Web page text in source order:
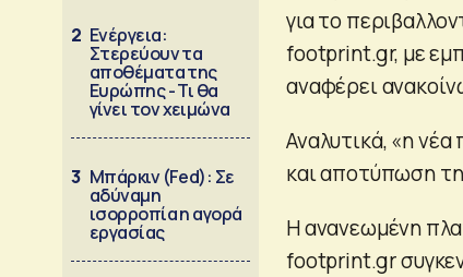
2 Ενέργεια:
Στερεύουν τα
αποθέματα της
Ευρώπης - Τι θα
γίνει τον χειμώνα
3 Μπάρκιν (Fed): Σε
αδύναμη
ισορροπία η αγορά
εργασίας
για το
footprint.gr, με
αναφέρει
Αναλυτικά, «η
και αποτύπωση
Η ανανεωμένη
footprint.gr